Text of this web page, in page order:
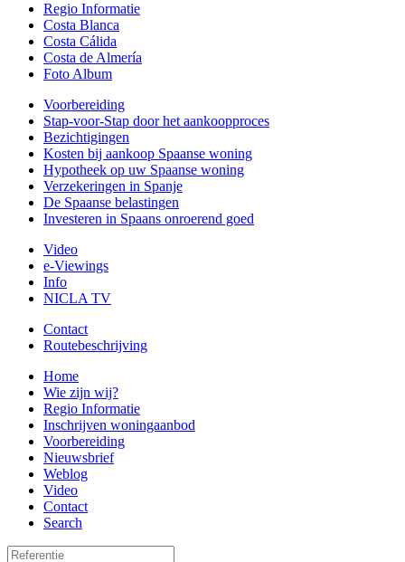
Regio Informatie
Costa Blanca
Costa Cálida
Costa de Almería
Foto Album
Voorbereiding
Stap-voor-Stap door het aankoopproces
Bezichtigingen
Kosten bij aankoop Spaanse woning
Hypotheek op uw Spaanse woning
Verzekeringen in Spanje
De Spaanse belastingen
Investeren in Spaans onroerend goed
Video
e-Viewings
Info
NICLA TV
Contact
Routebeschrijving
Home
Wie zijn wij?
Regio Informatie
Inschrijven woningaanbod
Voorbereiding
Nieuwsbrief
Weblog
Video
Contact
Search